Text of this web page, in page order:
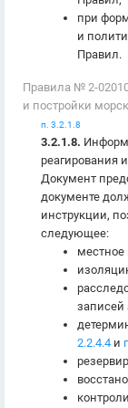
при
и
Правил.
Правила № 2-
и постройки
п. 3.2.1.8
3.2.1.8.
реагирования
Документ
документе
инструкции,
следующее:
местное
записей
2.2.4.4 и